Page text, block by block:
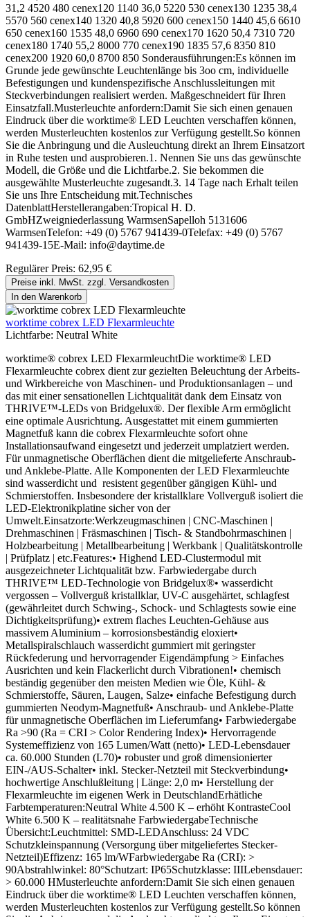
31,2 4520 480 cenex120 1140 36,0 5220 530 cenex130 1235 38,4
5570 560 cenex140 1320 40,8 5920 600 cenex150 1440 45,6 6610
650 cenex160 1535 48,0 6960 690 cenex170 1620 50,4 7310 720
cenex180 1740 55,2 8000 770 cenex190 1835 57,6 8350 810
cenex200 1920 60,0 8700 850 Sonderausführungen:Es können im
Grunde jede gewünschte Leuchtenlänge bis 3oo cm, individuelle
Befestigungen und kundenspezifische Anschlussleitungen mit
Steckverbindungen realisiert werden. Maßgeschneidert für Ihren
Einsatzfall.Musterleuchte anfordern:Damit Sie sich einen genauen
Eindruck über die worktime® LED Leuchten verschaffen können,
werden Musterleuchten kostenlos zur Verfügung gestellt.So können
Sie die Anbringung und die Ausleuchtung direkt an Ihrem Einsatzort
in Ruhe testen und ausprobieren.1. Nennen Sie uns das gewünschte
Modell, die Größe und die Lichtfarbe.2. Sie bekommen die
ausgewählte Musterleuchte zugesandt.3. 14 Tage nach Erhalt teilen
Sie uns Ihre Entscheidung mit.Technisches
DatenblattHerstellerangaben:Tropical H. D.
GmbHZweigniederlassung WarmsenSapelloh 5131606
WarmsenTelefon: +49 (0) 5767 941439-0Telefax: +49 (0) 5767
941439-15E-Mail: info@daytime.de
Regulärer Preis: 62,95 €
Preise inkl. MwSt. zzgl. Versandkosten
In den Warenkorb
worktime cobrex LED Flexarmleuchte
Lichtfarbe: Neutral White
worktime® cobrex LED FlexarmleuchtDie worktime® LED
Flexarmleuchte cobrex dient zur gezielten Beleuchtung der Arbeits-
und Wirkbereiche von Maschinen- und Produktionsanlagen – und
das mit einer sensationellen Lichtqualität dank dem Einsatz von
THRIVE™-LEDs von Bridgelux®. Der flexible Arm ermöglicht
eine optimale Ausrichtung. Ausgestattet mit einem gummierten
Magnetfuß kann die cobrex Flexarmleuchte sofort ohne
Installationsaufwand eingesetzt und jederzeit umplatziert werden.
Für unmagnetische Oberflächen dient die mitgelieferte Anschraub-
und Anklebe-Platte. Alle Komponenten der LED Flexarmleuchte
sind wasserdicht und resistent gegenüber gängigen Kühl- und
Schmierstoffen. Insbesondere der kristallklare Vollverguß isoliert die
LED-Elektronikplatine sicher von der
Umwelt.Einsatzorte:Werkzeugmaschinen | CNC-Maschinen |
Drehmaschinen | Fräsmaschinen | Tisch- & Standbohrmaschinen |
Holzbearbeitung | Metallbearbeitung | Werkbank | Qualitätskontrolle
| Prüfplatz | etc.Features:• Highend LED-Clustermodul mit
ausgezeichneter Lichtqualität bzw. Farbwiedergabe durch
THRIVE™ LED-Technologie von Bridgelux®• wasserdicht
vergossen – Vollverguß kristallklar, UV-C ausgehärtet, schlagfest
(gewährleitet durch Schwing-, Schock- und Schlagtests sowie eine
Dichtigkeitsprüfung)• extrem flaches Leuchten-Gehäuse aus
massivem Aluminium – korrosionsbeständig eloxiert•
Metallspiralschlauch wasserdicht gummiert mit geringster
Rückfederung und hervorragender Eigendämpfung > Einfaches
Ausrichten und kein Flackerlicht durch Vibrationen!• chemisch
beständig gegenüber den meisten Medien wie Öle, Kühl- &
Schmierstoffe, Säuren, Laugen, Salze• einfache Befestigung durch
gummierten Neodym-Magnetfuß• Anschraub- und Anklebe-Platte
für unmagnetische Oberflächen im Lieferumfang• Farbwiedergabe
Ra >90 (Ra = CRI > Color Rendering Index)• Hervorragende
Systemeffizienz von 165 Lumen/Watt (netto)• LED-Lebensdauer
ca. 60.000 Stunden (L70)• robuster und groß dimensionierter
EIN-/AUS-Schalter• inkl. Stecker-Netzteil mit Steckverbindung•
hochwertige Anschlußleitung | Länge: 2,0 m• Herstellung der
Flexarmleuchte im eigenen Werk in DeutschlandErhätliche
Farbtemperaturen:Neutral White 4.500 K – erhöht KontrasteCool
White 6.500 K – realitätsnahe FarbwiedergabeTechnische
Übersicht:Leuchtmittel: SMD-LEDAnschluss: 24 VDC
Schutzkleinspannung (Versorgung über mitgeliefertes Stecker-
Netzteil)Effizenz: 165 lm/WFarbwiedergabe Ra (CRI): >
90Abstrahlwinkel: 80°Schutzart: IP65Schutzklasse: IIILebensdauer:
> 60.000 HMusterleuchte anfordern:Damit Sie sich einen genauen
Eindruck über die worktime® LED Leuchten verschaffen können,
werden Musterleuchten kostenlos zur Verfügung gestellt.So können